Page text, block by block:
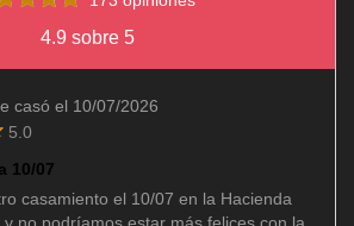
4.9 sobre 5
casó el 10/07/2026
5.0
10/07
casamiento el 10/07 en la Hacienda
no podríamos estar más felices con la